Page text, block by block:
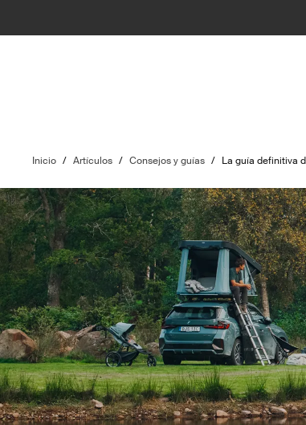
Inicio / Artículos / Consejos y guías / La guía definitiva